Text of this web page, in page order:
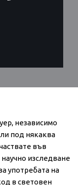
независимо
под някаква
във
изследване
употребата на
в световен